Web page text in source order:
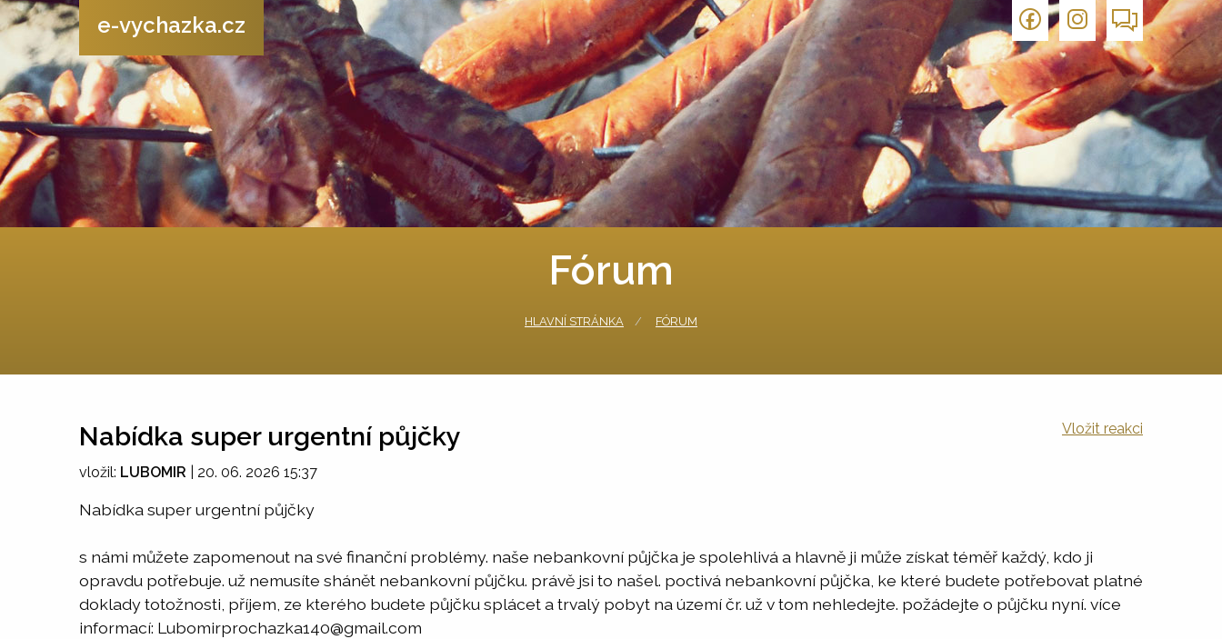
e-vychazka.cz
Fórum
HLAVNÍ STRÁNKA FÓRUM
Nabídka super urgentní půjčky Vložit reakci
vložil: LUBOMIR 20. 06. 2026 15:37
Nabídka super urgentní půjčky
s námi můžete zapomenout na své finanční problémy. naše nebankovní půjčka je spolehlivá a hlavně ji může získat téměř každý, kdo ji
opravdu potřebuje. už nemusíte shánět nebankovní půjčku. právě jsi to našel. poctivá nebankovní půjčka, ke které budete potřebovat platné
doklady totožnosti, příjem, ze kterého budete půjčku splácet a trvalý pobyt na území čr. už v tom nehledejte. požádejte o půjčku nyní. více
informací: Lubomirprochazka140@gmail.com